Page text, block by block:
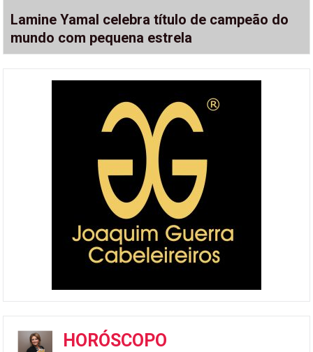
Lamine Yamal celebra título de campeão do
mundo com pequena estrela
HORÓSCOPO